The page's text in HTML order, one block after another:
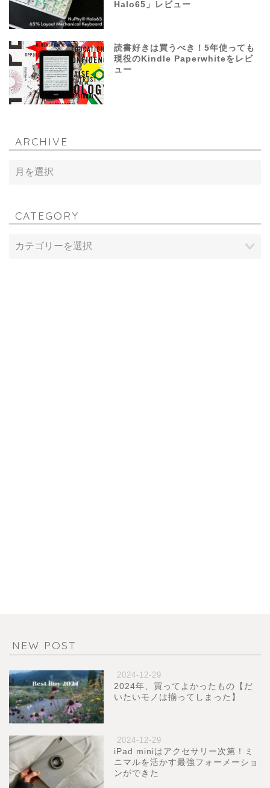
Halo65」レビュー
読書好きは買うべき！5年使っても
現役のKindle Paperwhiteをレビ
ュー
ARCHIVE
CATEGORY
NEW POST
2024-12-29
2024年、買ってよかったもの【だ
いたいモノは揃ってしまった】
2024-12-29
iPad miniはアクセサリー次第！ミ
ニマルを活かす最強フォーメーショ
ンができた